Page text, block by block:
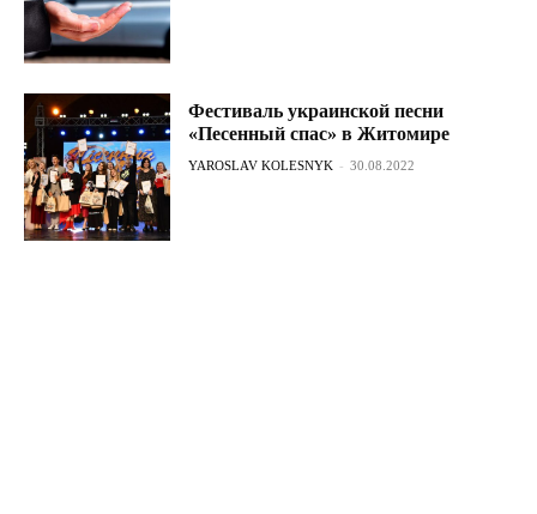
Фестиваль украинской песни
«Песенный спас» в Житомире
YAROSLAV KOLESNYK - 30.08.2022